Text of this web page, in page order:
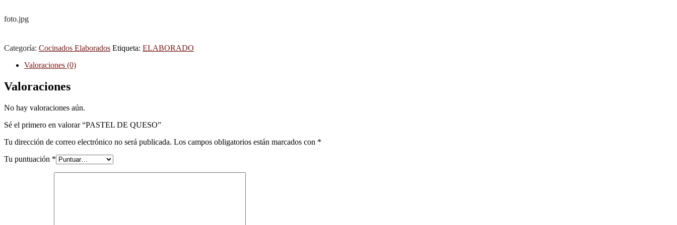
foto.jpg
Categoría: Cocinados Elaborados Etiqueta: ELABORADO
Valoraciones (0)
Valoraciones
No hay valoraciones aún.
Sé el primero en valorar “PASTEL DE QUESO”
Tu dirección de correo electrónico no será publicada. Los campos obligatorios están marcados con *
Tu puntuación *